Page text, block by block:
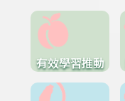
有效學習推動